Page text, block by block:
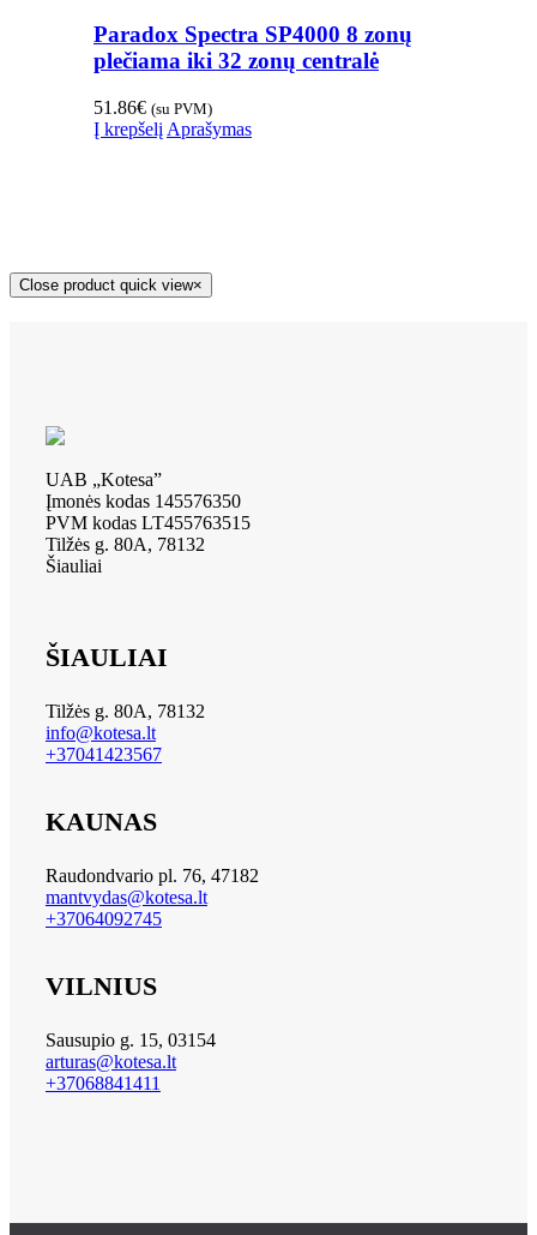
Paradox Spectra SP4000 8 zonų
plečiama iki 32 zonų centralė
51.86€ (su PVM)
Į krepšelį Aprašymas
Close product quick view×
UAB „Kotesa”
Įmonės kodas 145576350
PVM kodas LT455763515
Tilžės g. 80A, 78132
Šiauliai
ŠIAULIAI
Tilžės g. 80A, 78132
info@kotesa.lt
+37041423567
KAUNAS
Raudondvario pl. 76, 47182
mantvydas@kotesa.lt
+37064092745
VILNIUS
Sausupio g. 15, 03154
arturas@kotesa.lt
+37068841411